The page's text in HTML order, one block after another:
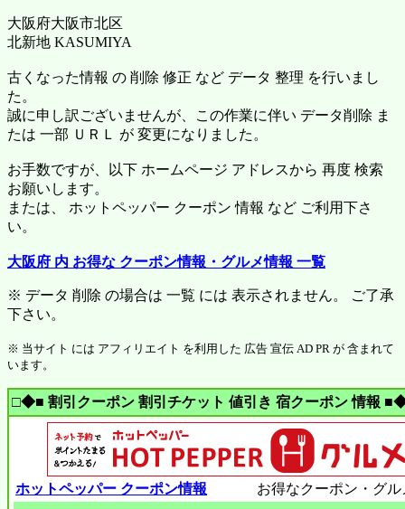
大阪府大阪市北区
北新地 KASUMIYA
古くなった情報 の 削除 修正 など データ 整理 を行いまし
た。
誠に申し訳ございませんが、この作業に伴い データ削除 ま
たは 一部 ＵＲＬ が 変更になりました。
お手数ですが、以下 ホームページ アドレスから 再度 検索
お願いします。
または、 ホットペッパー クーポン 情報 など ご利用下さ
い。
大阪府 内 お得な クーポン情報・グルメ情報 一覧
※ データ 削除 の場合は 一覧 には 表示されません。 ご了承
下さい。
※ 当サイト には アフィリエイト を利用した 広告 宣伝 AD PR が 含まれて
います。
□◆■ 割引クーポン 割引チケット 値引き 宿クーポン 情報
ホットペッパー クーポン情報 お得なクーポン・グ